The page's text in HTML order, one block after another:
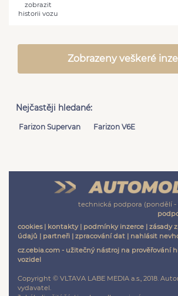
zobrazit
historii vozu
Zobrazeny veškeré
Nejčastěji hledané:
Farizon Supervan Farizon V6E
technická podpora (pondělí -
cookies| kontakty| podmínky inzerce | zásady
údajů | partneři | zpracování dat | nahlásit
cz.cebia.com - užitečný nástroj na prověřování
vozidel
Copyright © VLTAVA LABE MEDIA a.s., 2018.
vydavatel.